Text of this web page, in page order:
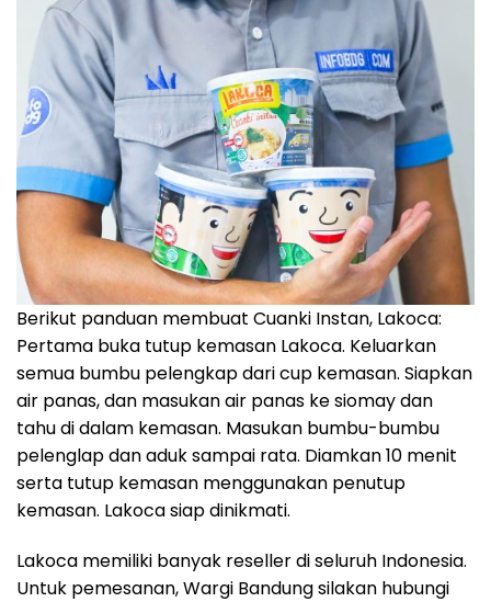
Berikut panduan membuat Cuanki Instan, Lakoca:
Pertama buka tutup kemasan Lakoca. Keluarkan
semua bumbu pelengkap dari cup kemasan. Siapkan
air panas, dan masukan air panas ke siomay dan
tahu di dalam kemasan. Masukan bumbu-bumbu
pelenglap dan aduk sampai rata. Diamkan 10 menit
serta tutup kemasan menggunakan penutup
kemasan. Lakoca siap dinikmati.
Lakoca memiliki banyak reseller di seluruh Indonesia.
Untuk pemesanan, Wargi Bandung silakan hubungi